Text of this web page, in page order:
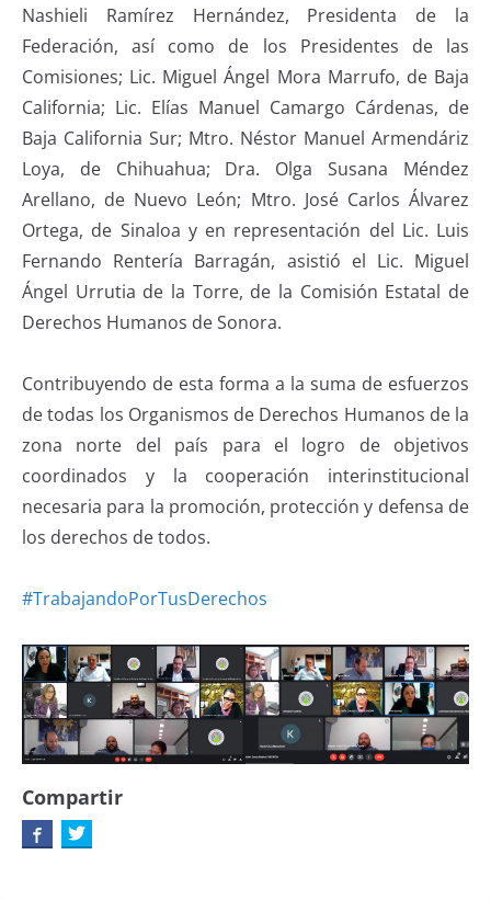
Nashieli Ramírez Hernández, Presidenta de la
Federación, así como de los Presidentes de las
Comisiones; Lic. Miguel Ángel Mora Marrufo, de Baja
California; Lic. Elías Manuel Camargo Cárdenas, de
Baja California Sur; Mtro. Néstor Manuel Armendáriz
Loya, de Chihuahua; Dra. Olga Susana Méndez
Arellano, de Nuevo León; Mtro. José Carlos Álvarez
Ortega, de Sinaloa y en representación del Lic. Luis
Fernando Rentería Barragán, asistió el Lic. Miguel
Ángel Urrutia de la Torre, de la Comisión Estatal de
Derechos Humanos de Sonora.
Contribuyendo de esta forma a la suma de esfuerzos
de todas los Organismos de Derechos Humanos de la
zona norte del país para el logro de objetivos
coordinados y la cooperación interinstitucional
necesaria para la promoción, protección y defensa de
los derechos de todos.
#TrabajandoPorTusDerechos
Compartir